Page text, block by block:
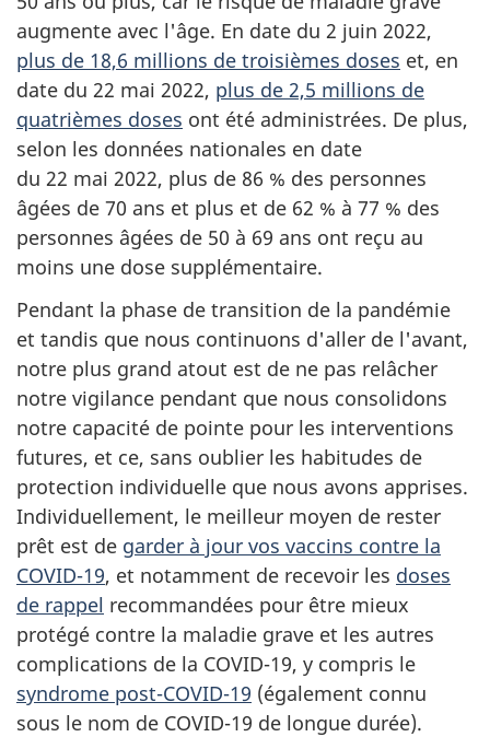
augmente avec l'âge. En date du 2 juin 2022,
plus de 18,6 millions de troisièmes doses et, en
date du 22 mai 2022, plus de 2,5 millions de
quatrièmes doses ont été administrées. De plus,
selon les données nationales en date
du 22 mai 2022, plus de 86 % des personnes
âgées de 70 ans et plus et de 62 % à 77 % des
personnes âgées de 50 à 69 ans ont reçu au
moins une dose supplémentaire.
Pendant la phase de transition de la pandémie
et tandis que nous continuons d'aller de l'avant,
notre plus grand atout est de ne pas relâcher
notre vigilance pendant que nous consolidons
notre capacité de pointe pour les interventions
futures, et ce, sans oublier les habitudes de
protection individuelle que nous avons apprises.
Individuellement, le meilleur moyen de rester
prêt est de garder à jour vos vaccins contre la
COVID-19, et notamment de recevoir les doses
de rappel recommandées pour être mieux
protégé contre la maladie grave et les autres
complications de la COVID-19, y compris le
syndrome post-COVID-19 (également connu
sous le nom de COVID-19 de longue durée).